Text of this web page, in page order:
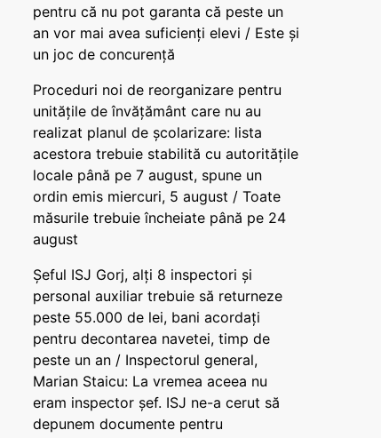
pentru că nu pot garanta că peste un
an vor mai avea suficienți elevi / Este și
un joc de concurență
Proceduri noi de reorganizare pentru
unitățile de învățământ care nu au
realizat planul de școlarizare: lista
acestora trebuie stabilită cu autoritățile
locale până pe 7 august, spune un
ordin emis miercuri, 5 august / Toate
măsurile trebuie încheiate până pe 24
august
Șeful ISJ Gorj, alți 8 inspectori și
personal auxiliar trebuie să returneze
peste 55.000 de lei, bani acordați
pentru decontarea navetei, timp de
peste un an / Inspectorul general,
Marian Staicu: La vremea aceea nu
eram inspector șef. ISJ ne-a cerut să
depunem documente pentru